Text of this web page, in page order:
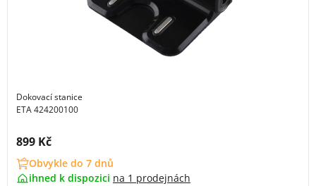
Dokovací stanice
ETA 424200100
Cena s DPH:
899 Kč
Obvykle do 7 dnů
ihned k dispozici na 1 prodejnách